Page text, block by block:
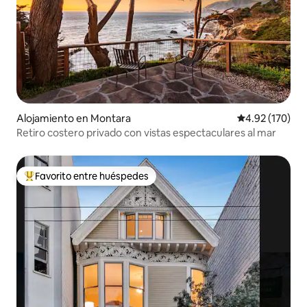
Alojamiento en Montara Calificación
4.92 (170)
Retiro costero privado con vistas espectaculares al mar
Favorito entre huéspedes preferido
Favorito entre huéspedes